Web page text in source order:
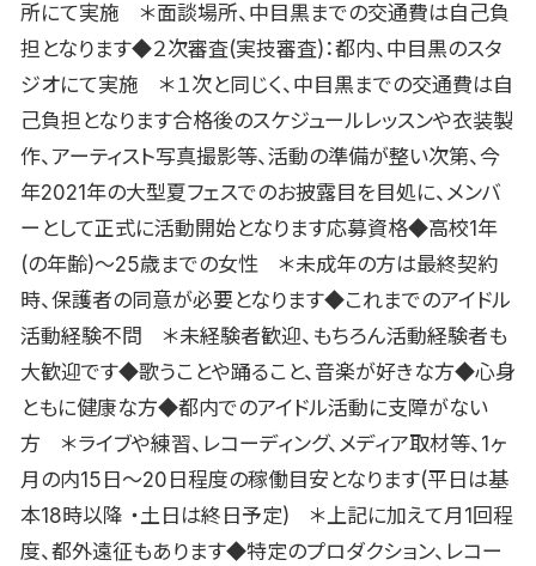
所にて実施 ＊面談場所、中目黒までの交通費は自己負
担となります◆２次審査(実技審査)：都内、中目黒のスタ
ジオにて実施 ＊１次と同じく、中目黒までの交通費は自
己負担となります合格後のスケジュールレッスンや衣装製
作、アーティスト写真撮影等、活動の準備が整い次第、今
年2021年の大型夏フェスでのお披露目を目処に、メンバ
ーとして正式に活動開始となります応募資格◆高校1年
(の年齢)〜25歳までの女性 ＊未成年の方は最終契約
時、保護者の同意が必要となります◆これまでのアイドル
活動経験不問 ＊未経験者歓迎、もちろん活動経験者も
大歓迎です◆歌うことや踊ること、音楽が好きな方◆心身
ともに健康な方◆都内でのアイドル活動に支障がない
方 ＊ライブや練習、レコーディング、メディア取材等、1ヶ
月の内15日〜20日程度の稼働目安となります(平日は基
本18時以降 ・土日は終日予定) ＊上記に加えて月1回程
度、都外遠征もあります◆特定のプロダクション、レコー